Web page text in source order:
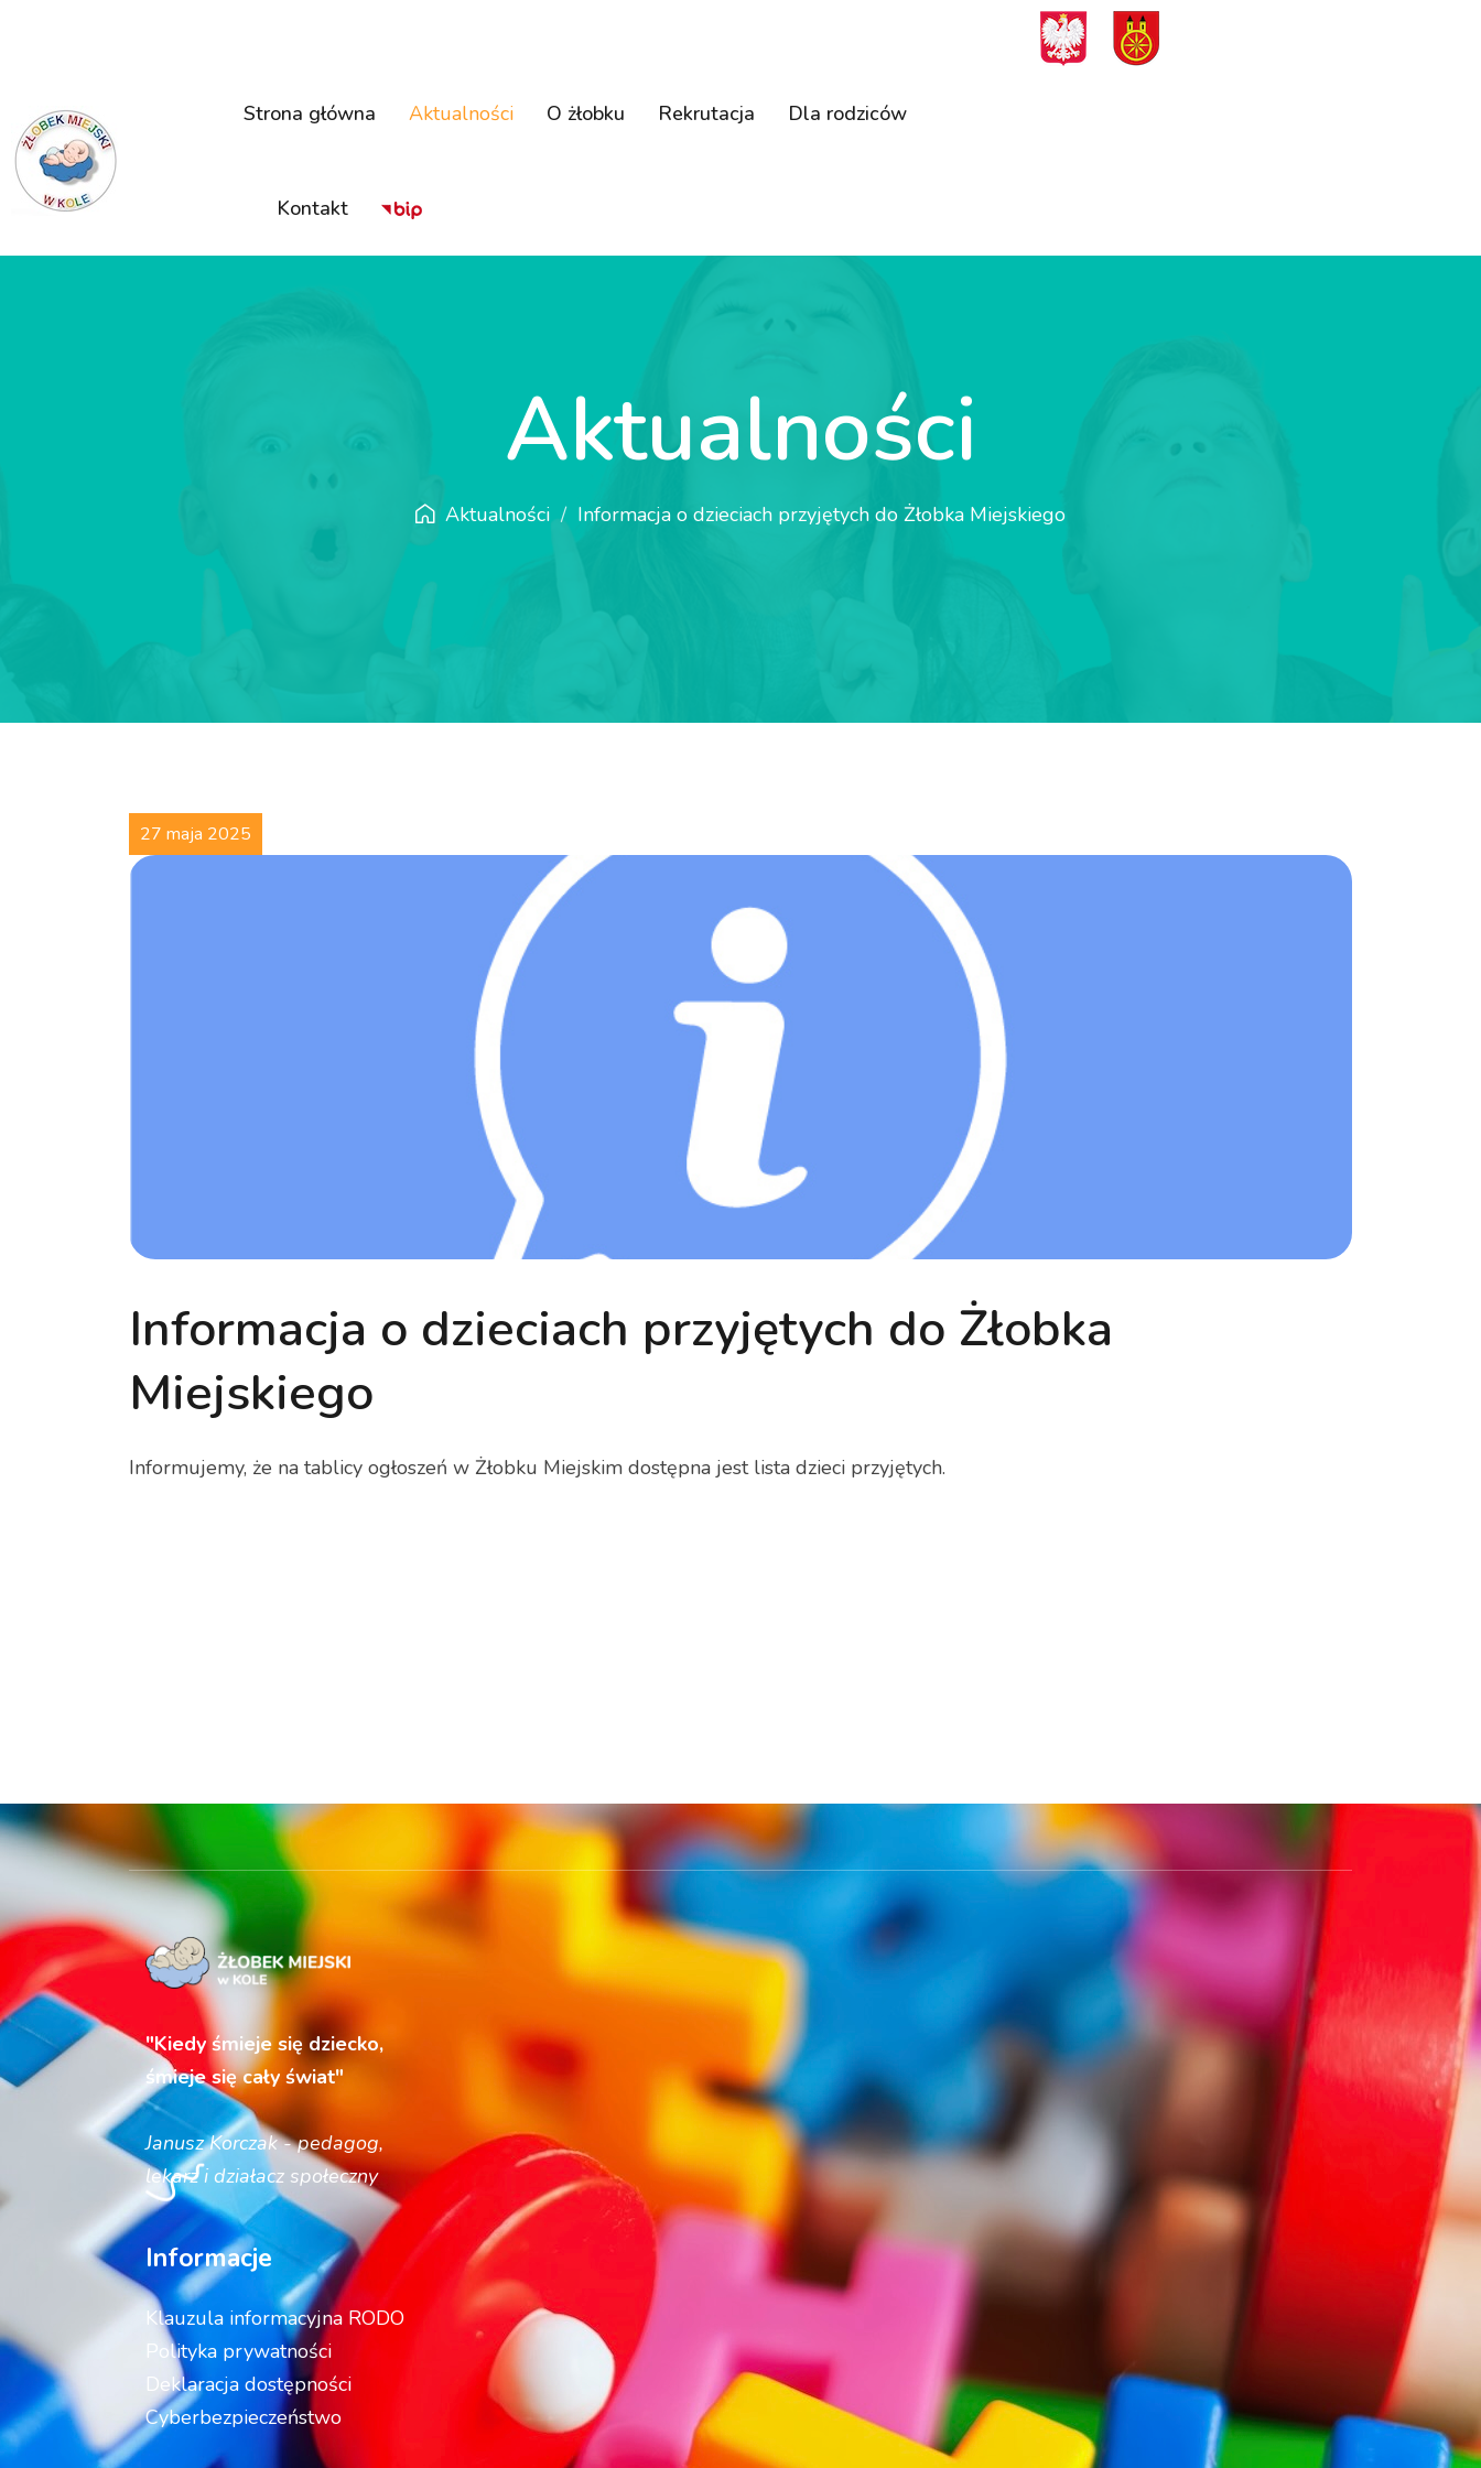
Strona główna Aktualności O żłobku Rekrutacja Dla rodziców
Kontakt
Aktualności
Aktualności Informacja o dzieciach przyjętych do Żłobka Miejskiego
Informacja o dzieciach przyjętych do Żłobka
Miejskiego
27 maja 2025
Informujemy, że na tablicy ogłoszeń w Żłobku Miejskim dostępna jest lista dzieci przyjętych.
"Kiedy śmieje się dziecko,
śmieje się cały świat"
Janusz Korczak - pedagog,
lekarz i działacz społeczny
Informacje
Klauzula informacyjna RODO
Polityka prywatności
Deklaracja dostępności
Cyberbezpieczeństwo